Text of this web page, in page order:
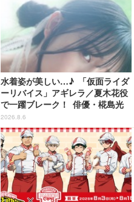
水着姿が美しい…♪ 「仮面ライダ
ーリバイス」アギレラ／夏木花役
で一躍ブレーク！ 俳優・椛島光
の2nd写真集が予約開始
2026.8.6